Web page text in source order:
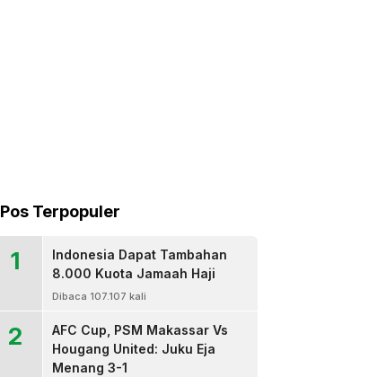
Pos Terpopuler
1
Indonesia Dapat Tambahan
8.000 Kuota Jamaah Haji
Dibaca 107.107 kali
2
AFC Cup, PSM Makassar Vs
Hougang United: Juku Eja
Menang 3-1